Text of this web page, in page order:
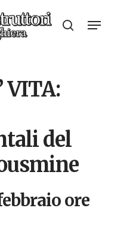
search
Menu
VITA:
del
ore